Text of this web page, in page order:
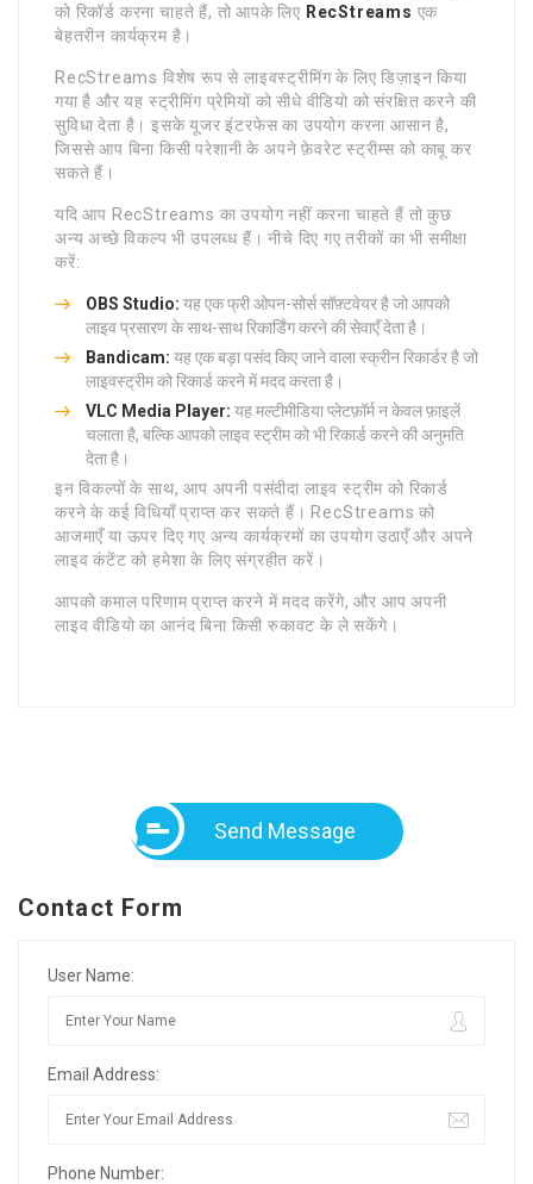
को रिकॉर्ड करना चाहते हैं, तो आपके लिए RecStreams एक
बेहतरीन कार्यक्रम है।
RecStreams विशेष रूप से लाइवस्ट्रीमिंग के लिए डिज़ाइन किया
गया है और यह स्ट्रीमिंग प्रेमियों को सीधे वीडियो को संरक्षित करने की
सुविधा देता है। इसके यूजर इंटरफेस का उपयोग करना आसान है,
जिससे आप बिना किसी परेशानी के अपने फ़ेवरेट स्ट्रीम्स को काबू कर
सकते हैं।
यदि आप RecStreams का उपयोग नहीं करना चाहते हैं तो कुछ
अन्य अच्छे विकल्प भी उपलब्ध हैं। नीचे दिए गए तरीकों का भी समीक्षा
करें:
OBS Studio: यह एक फ्री ओपन-सोर्स सॉफ़्टवेयर है जो आपको
लाइव प्रसारण के साथ-साथ रिकार्डिंग करने की सेवाएँ देता है।
Bandicam: यह एक बड़ा पसंद किए जाने वाला स्क्रीन रिकार्डर है जो
लाइवस्ट्रीम को रिकार्ड करने में मदद करता है।
VLC Media Player: यह मल्टीमीडिया प्लेटफ़ॉर्म न केवल फ़ाइलें
चलाता है, बल्कि आपको लाइव स्ट्रीम को भी रिकार्ड करने की अनुमति
देता है।
इन विकल्पों के साथ, आप अपनी पसंदीदा लाइव स्ट्रीम को रिकार्ड
करने के कई विधियाँ प्राप्त कर सकते हैं। RecStreams को
आजमाएँ या ऊपर दिए गए अन्य कार्यक्रमों का उपयोग उठाएँ और अपने
लाइव कंटेंट को हमेशा के लिए संग्रहीत करें।
आपको कमाल परिणाम प्राप्त करने में मदद करेंगे, और आप अपनी
लाइव वीडियो का आनंद बिना किसी रुकावट के ले सकेंगे।
Send Message
Contact Form
User Name:
Email Address:
Phone Number: